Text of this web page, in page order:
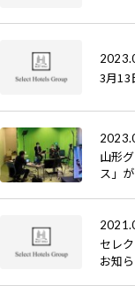
3月13
山形
ス」
セレ
お知